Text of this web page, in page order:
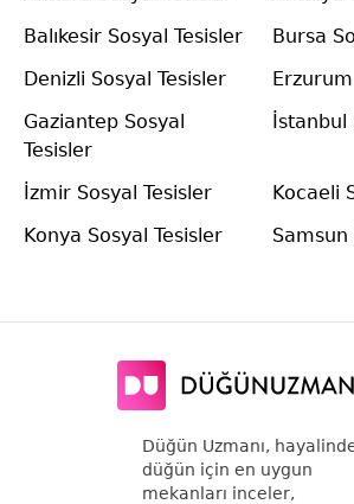
Balıkesir Sosyal Tesisler
Bursa
Denizli Sosyal Tesisler
Gaziantep Sosyal
Tesisler
İstanbul
İzmir Sosyal Tesisler
Kocaeli
Konya Sosyal Tesisler
Samsun
Düğün Uzmanı,
düğün için en uygun
mekanları inceler,